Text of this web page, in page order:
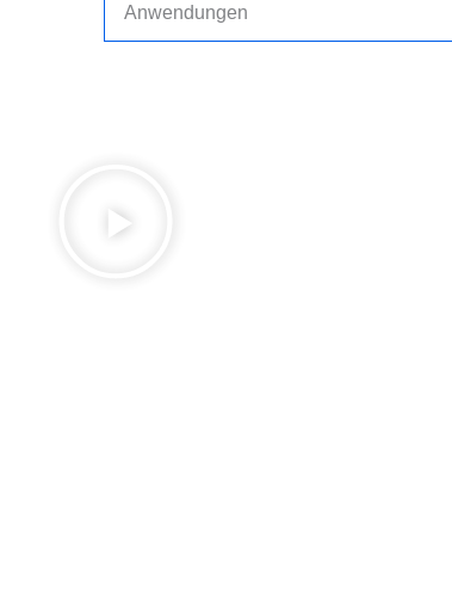
Anwendungen